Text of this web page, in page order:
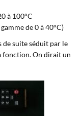
à 100°C
de 0 à 40°C)
de suite séduit par le
fonction. On dirait un